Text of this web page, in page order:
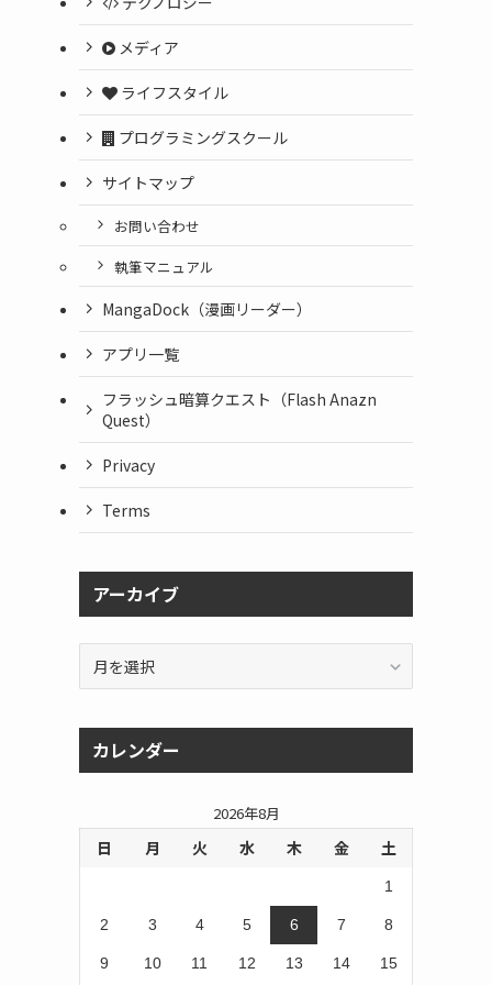
メディア
ライフスタイル
プログラミングスクール
サイトマップ
お問い合わせ
執筆マニュアル
MangaDock（漫画リーダー）
アプリ一覧
フラッシュ暗算クエスト（Flash Anazn
Quest）
Privacy
Terms
アーカイブ
イ
カレンダー
2026年8月
日 月 火 水 木 金 土
1
2 3 4 5 6 7 8
9 10 11 12 13 14 15